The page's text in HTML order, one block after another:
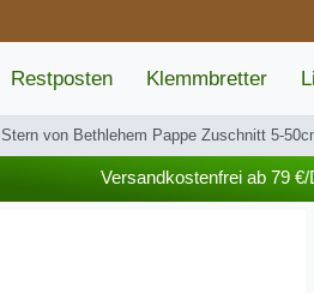
Restposten Klemmbretter
Stern von Bethlehem Pappe Zuschnitt 5-
Versandkostenfrei ab 79